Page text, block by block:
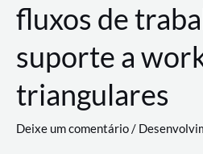
fluxos de
suporte a
triangulares
Deixe um comentário/